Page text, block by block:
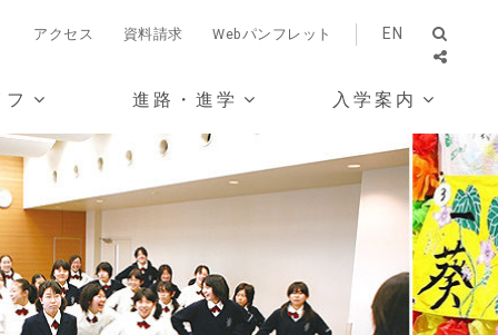
アクセス 資料請求 Webパンフレット EN
進路・進学 入学案内